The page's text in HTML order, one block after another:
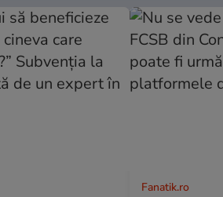
Fanatik.ro